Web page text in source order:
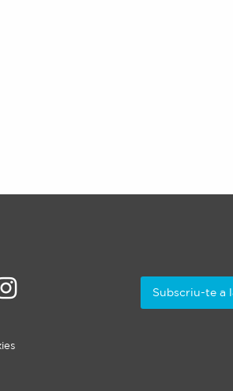
Subscriu-te a